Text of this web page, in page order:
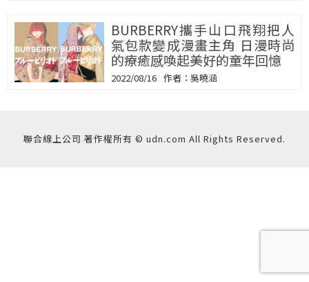
BURBERRY攜手山口飛翔把人
氣包款變成漫畫主角 日漫時尚
的療癒感喚起美好的童年回憶
2022/08/16 吳曉涵
聯合線上公司 著作權所有 © udn.com All Rights Reserved.